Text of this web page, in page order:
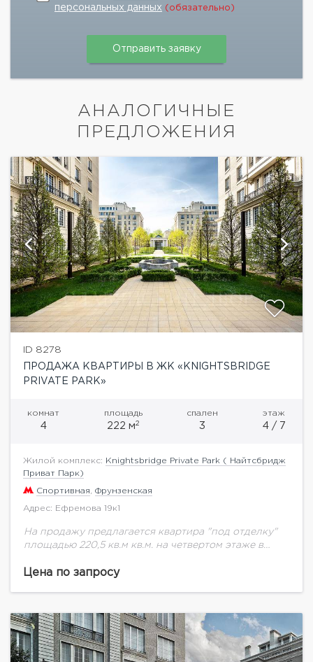
персональных данных (обязательно)
АНАЛОГИЧНЫЕ
ПРЕДЛОЖЕНИЯ
ID 8278
ПРОДАЖА КВАРТИРЫ В ЖК «KNIGHTSBRIDGE
PRIVATE PARK»
комнат
4
площадь
222 м2
спален
3
этаж
4 / 7
Жилой комплекс:
Knightsbridge Private Park ( Найтсбридж
Приват Парк)
Спортивная Фрунзенская
Адрес: Ефремова 19к1
На продажу предлагается квартира "под отделку"
площадью 220,5 кв.м кв.м. на четвертом этаже в
жилой квартал класса de luxe,...
Цена по запросу